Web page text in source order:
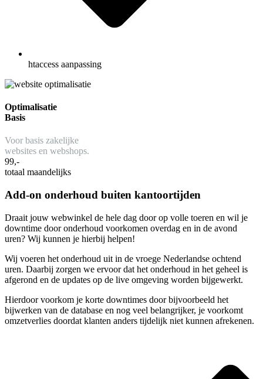
htaccess aanpassing
Optimalisatie
Basis
Voor basis zakelijke
websites en webshops.
99,-
totaal maandelijks
Add-on onderhoud buiten kantoortijden​
Draait jouw webwinkel de hele dag door op volle toeren en wil je
downtime door onderhoud voorkomen overdag en in de avond
uren? Wij kunnen je hierbij helpen!
Wij voeren het onderhoud uit in de vroege Nederlandse ochtend
uren. Daarbij zorgen we ervoor dat het onderhoud in het geheel is
afgerond en de updates op de live omgeving worden bijgewerkt.
Hierdoor voorkom je korte downtimes door bijvoorbeeld het
bijwerken van de database en nog veel belangrijker, je voorkomt
omzetverlies doordat klanten anders tijdelijk niet kunnen afrekenen.